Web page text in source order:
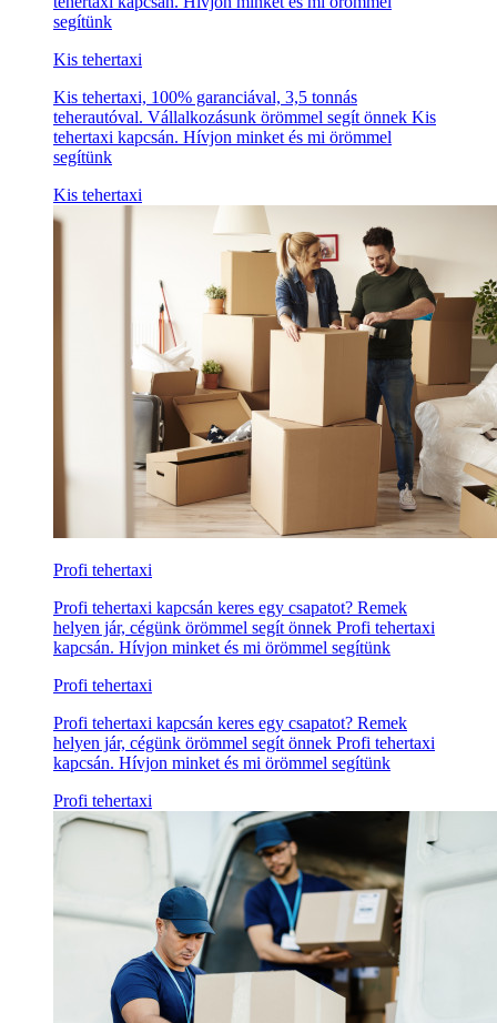
segítünk
Kis tehertaxi
Kis tehertaxi, 100% garanciával, 3,5 tonnás
teherautóval. Vállalkozásunk örömmel segít önnek Kis
tehertaxi kapcsán. Hívjon minket és mi örömmel
segítünk
Kis tehertaxi
Profi tehertaxi
Profi tehertaxi kapcsán keres egy csapatot? Remek
helyen jár, cégünk örömmel segít önnek Profi tehertaxi
kapcsán. Hívjon minket és mi örömmel segítünk
Profi tehertaxi
Profi tehertaxi kapcsán keres egy csapatot? Remek
helyen jár, cégünk örömmel segít önnek Profi tehertaxi
kapcsán. Hívjon minket és mi örömmel segítünk
Profi tehertaxi